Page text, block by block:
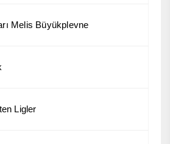
Melis Büyükplevne
Ligler